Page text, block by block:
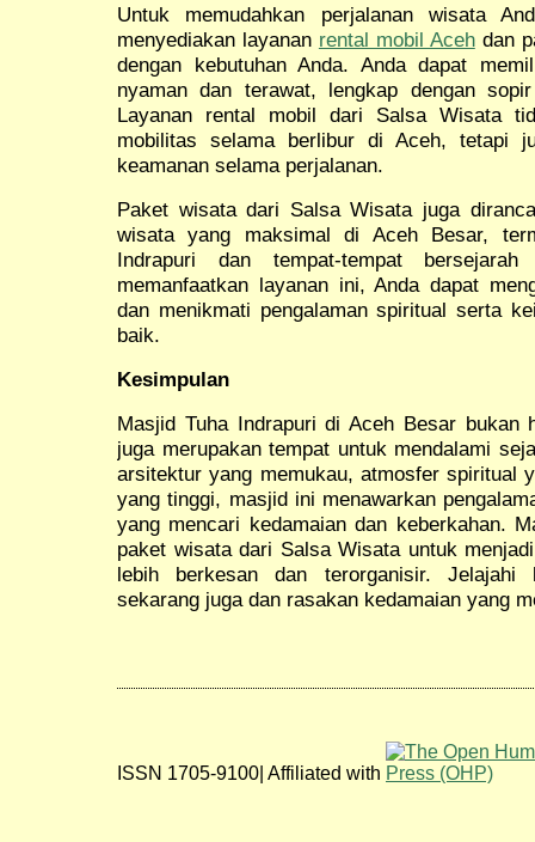
Untuk memudahkan perjalanan wisata
menyediakan layanan rental mobil Acehdan
dengan kebutuhan Anda. Anda dapat
nyaman dan terawat, lengkap dengan
Layanan rental mobil dari Salsa Wisata
mobilitas selama berlibur di Aceh, tetapi
keamanan selama perjalanan.
Paket wisata dari Salsa Wisata juga
wisata yang maksimal di Aceh Besar,
Indrapuri dan tempat-tempat
memanfaatkan layanan ini, Anda dapat
dan menikmati pengalaman spiritual serta
baik.
Kesimpulan
Masjid Tuha Indrapuri di Aceh Besar bukan
juga merupakan tempat untuk mendalami
arsitektur yang memukau, atmosfer spiritual
yang tinggi, masjid ini menawarkan
yang mencari kedamaian dan keberkahan.
paket wisata dari Salsa Wisata untuk
lebih berkesan dan terorganisir. Jelajahi
sekarang juga dan rasakan kedamaian yang
ISSN 1705-9100| Affiliated with